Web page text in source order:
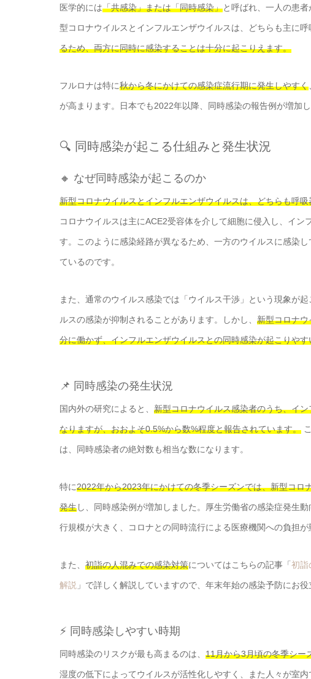
医学的には「共感染」または「同時感染」と呼ばれ、一人の患
型コロナウイルスとインフルエンザウイルスは、どちらも主に呼
るため、両方に同時に感染することは十分に起こりえます。
フルロナは特に秋から冬にかけての感染症流行期に発生しやすく
が高まります。日本でも2022年以降、同時感染の報告例が増加
🔍 同時感染が起こる仕組みと発生状況
🔸 なぜ同時感染が起こるのか
新型コロナウイルスとインフルエンザウイルスは、どちらも呼
コロナウイルスは主にACE2受容体を介して細胞に侵入し、イ
す。このように感染経路が異なるため、一方のウイルスに感染
ているのです。
また、通常のウイルス感染では「ウイルス干渉」という現象が
ルスの感染が抑制されることがあります。しかし、 新型コロナ
分に働かず、インフルエンザウイルスとの同時感染が起こりやす
📌 同時感染の発生状況
国内外の研究によると、 新型コロナウイルス感染者のうち、イ
なりますが、おおよそ0.5%から数%程度と報告されています。
は、同時感染者の絶対数も相当な数になります。
特に2022年から2023年にかけての冬季シーズンでは、新型コ
発生し、同時感染例が増加しました。厚生労働省の感染症発生
行規模が大きく、コロナとの同時流行による医療機関への負担が
また、 初詣の人混みでの感染対策についてはこちらの記事「 初詣
解説 」で詳しく解説していますので、年末年始の感染予防にお役
⚡ 同時感染しやすい時期
同時感染のリスクが最も高まるのは、 11月から3月頃の冬季シー
湿度の低下によってウイルスが活性化しやすく、また人々が室